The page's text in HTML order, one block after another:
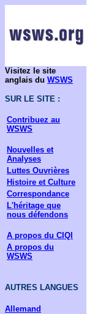
Visitez le site
anglais du WSWS
SUR LE SITE :
Contribuez au
WSWS
Nouvelles et
Analyses
Luttes Ouvrières
Histoire et Culture
Correspondance
L'héritage que
nous défendons
A propos du CIQI
A propos du
WSWS
AUTRES LANGUES
Allemand